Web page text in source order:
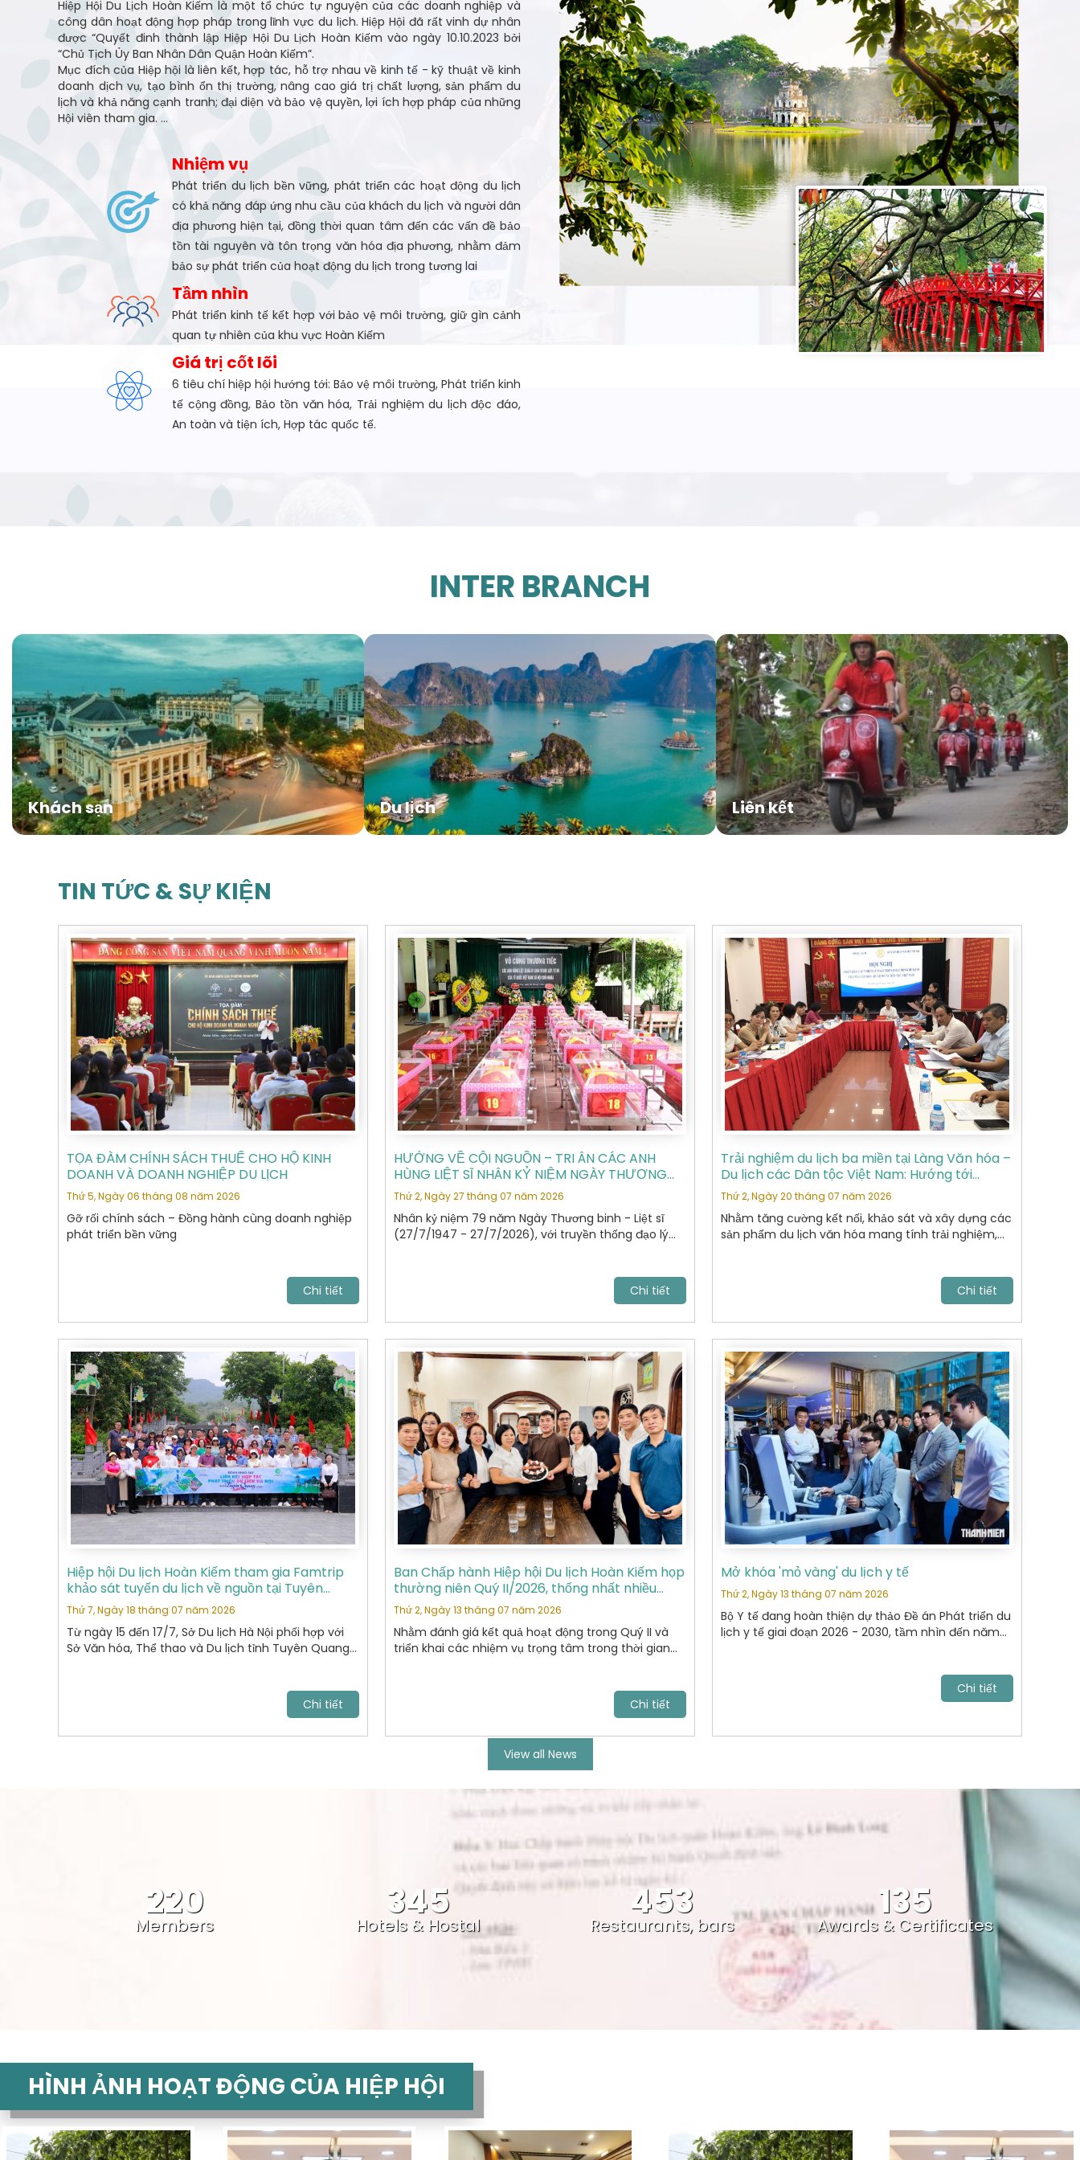
Hiệp Hội Du Lịch Hoàn Kiếm là một tổ chức tự nguyện của các doanh nghiệp và
công dân hoạt động hợp pháp trong lĩnh vực du lịch. Hiệp Hội đã rất vinh dự nhân
được “Quyết đinh thành lập Hiệp Hội Du Lịch Hoàn Kiếm vào ngày 10.10.2023 bởi
“Chủ Tịch Ủy Ban Nhân Dân Quận Hoàn Kiếm”.
Mục đích của Hiệp hội là liên kết, hợp tác, hỗ trợ nhau về kinh tế - kỹ thuật về kinh
doanh dịch vụ, tạo bình ổn thị trường, nâng cao giá trị chất lượng, sản phẩm du
lịch và khả năng cạnh tranh; đại diện và bảo vệ quyền, lợi ích hợp pháp của những
Hội viên tham gia. ...
Nhiệm vụ
Phát triển du lịch bền vững, phát triển các hoạt động du lịch
có khả năng đáp ứng nhu cầu của khách du lịch và người dân
địa phương hiện tại, đồng thời quan tâm đến các vấn đề bảo
tồn tài nguyên và tôn trọng văn hóa địa phương, nhằm đảm
bảo sự phát triển của hoạt động du lịch trong tương lai
Tầm nhìn
Phát triển kinh tế kết hợp với bảo vệ môi trường, giữ gìn cảnh
quan tự nhiên của khu vực Hoàn Kiếm
Giá trị cốt lõi
6 tiêu chí hiệp hội hướng tới: Bảo vệ môi trường, Phát triển kinh
tế cộng đồng, Bảo tồn văn hóa, Trải nghiệm du lịch độc đáo,
An toàn và tiện ích, Hợp tác quốc tế.
INTER BRANCH
Khách sạn Du lịch Liên kết
TIN TỨC & SỰ KIỆN
TỌA ĐÀM CHÍNH SÁCH THUẾ CHO HỘ KINH
DOANH VÀ DOANH NGHIỆP DU LỊCH
Thứ 5, Ngày 06 tháng 08 năm 2026
Gỡ rối chính sách – Đồng hành cùng doanh nghiệp
phát triển bền vững
Chi tiết
HƯỚNG VỀ CỘI NGUỒN – TRI ÂN CÁC ANH
HÙNG LIỆT SĨ NHÂN KỶ NIỆM NGÀY THƯƠNG
BINH - LIỆT SĨ 27/7
Thứ 2, Ngày 27 tháng 07 năm 2026
Nhân kỷ niệm 79 năm Ngày Thương binh - Liệt sĩ
(27/7/1947 - 27/7/2026), với truyền thống đạo lý
tưởng niệm các Anh hùng Liệt sĩ tại Nghĩa trang Liệt
sĩ Quốc gia Vị Xuyên, tỉnh Tuyên Quang – nơi yên
Chi tiết
Trải nghiệm du lịch ba miền tại Làng Văn hóa –
Du lịch các Dân tộc Việt Nam: Hướng tới
những sản phẩm du lịch văn hóa đặc sắc
Thứ 2, Ngày 20 tháng 07 năm 2026
Nhằm tăng cường kết nối, khảo sát và xây dựng các
sản phẩm du lịch văn hóa mang tính trải nghiệm,
các Dân tộc Việt Nam do Sở Du lịch tổ chức.Chi tiết
Hiệp hội Du lịch Hoàn Kiếm tham gia Famtrip
khảo sát tuyến du lịch về nguồn tại Tuyên
Quang
Thứ 7, Ngày 18 tháng 07 năm 2026
Từ ngày 15 đến 17/7, Sở Du lịch Hà Nội phối hợp với
Sở Văn hóa, Thể thao và Du lịch tỉnh Tuyên Quang
Chi tiết
Ban Chấp hành Hiệp hội Du lịch Hoàn Kiếm họp
thường niên Quý II/2026, thống nhất nhiều
nhiệm vụ trọng tâm
Thứ 2, Ngày 13 tháng 07 năm 2026
Nhằm đánh giá kết quả hoạt động trong Quý II và
triển khai các nhiệm vụ trọng tâm trong thời gian
tham dự của các Ủy viên Ban Chấp hành và đại
Chi tiết
Mở khóa 'mỏ vàng' du lịch y tế
Thứ 2, Ngày 13 tháng 07 năm 2026
Bộ Y tế đang hoàn thiện dự thảo Đề án Phát triển du
lịch y tế giai đoạn 2026 - 2030, tầm nhìn đến năm
vực Đông Nam Á và vươn lên nhóm dẫn đầu châu
Chi tiết
View all News
220
Members
345
Hotels & Hostal
453
Restaurants, bars
135
Awards & Certificates
HÌNH ẢNH HOẠT ĐỘNG CỦA HIỆP HỘI